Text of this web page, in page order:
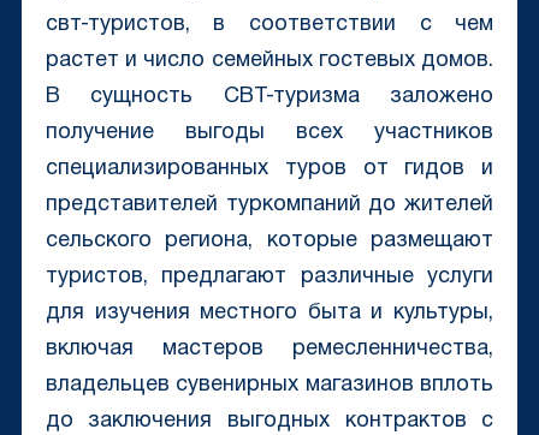
свт-туристов, в соответствии с чем
растет и число семейных гостевых домов.
В сущность СВТ-туризма заложено
получение выгоды всех участников
специализированных туров от гидов и
представителей туркомпаний до жителей
сельского региона, которые размещают
туристов, предлагают различные услуги
для изучения местного быта и культуры,
включая мастеров ремесленничества,
владельцев сувенирных магазинов вплоть
до заключения выгодных контрактов с